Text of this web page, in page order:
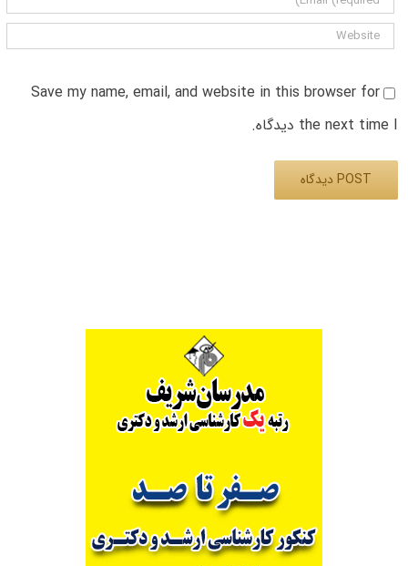
Save my name, email, and website in this browser for
the next time I دیدگاه.